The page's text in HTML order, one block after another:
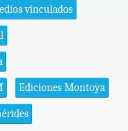
vinculados
Ediciones Montoya